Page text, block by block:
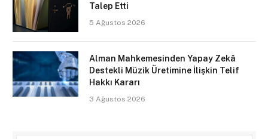
Talep Etti
5 Ağustos 2026
Alman Mahkemesinden Yapay Zekâ
Destekli Müzik Üretimine İlişkin Telif
Hakkı Kararı
3 Ağustos 2026